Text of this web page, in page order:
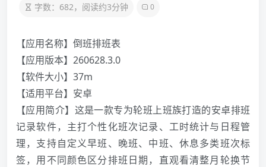
字数：682，阅读约3分钟 0
【应用名称】倒班排班表
【应用版本】260628.3.0
【软件大小】37m
【适用平台】安卓
【应用简介】这是一款专为轮班上班族打造的安卓排班
记录软件，主打个性化班次记录、工时统计与日程管
理，支持自定义早班、晚班、中班、休息多类班次标
签，用不同颜色区分排班日期，直观看清整月轮换节